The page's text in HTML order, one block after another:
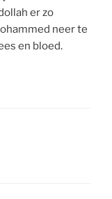
er zo
neer te
en bloed.